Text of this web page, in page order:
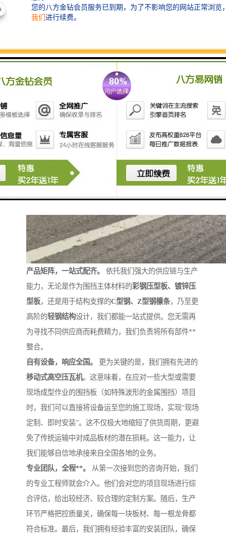
产品矩阵，一站式配齐。
依托我们强大的供应链与生产
能力，无论是作为围挡主体材料的彩钢压型板、镀锌压
型板，还是用于结构支撑的C型钢、Z型钢檩条，乃至更
高阶的轻钢结构设计，我们都能一站式提供。您无需再
为寻找不同供应商而耗费精力，我们负责将所有部件**
整合。
自有设备，响应全国。
更为关键的是，我们拥有先进的
移动式高空压瓦机。这意味着，在应对一些大型或需要
现场成型作业的围挡板（如特殊波形的金属围挡）项目
时，我们可以直接将设备运至您的施工现场，实现“现场
定制、即时安装”。这不仅极大地缩短了供货周期，更避
免了传统运输中对成品板材的潜在损耗。这一能力，让
我们能够自信地承接来自全国各地的业务。
专业团队，全程**。
从第一次接到您的咨询开始，我们
的专业工程师就会介入。他们会对您的项目现场进行综
合评估，给出较经济、较合理的定制方案。随后，生产
环节严格把控质量关，确保每一块板材、每一根龙骨都
符合标准。最后，我们拥有经验丰富的安装团队，确保